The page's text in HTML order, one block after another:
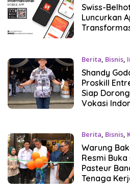
Swiss-
Luncurkan
Berita, Bisnis,
Shandy
Proskill
Siap
Vokasi
Berita, Bisnis,
Warung
Resmi
Pasteur
Tenaga